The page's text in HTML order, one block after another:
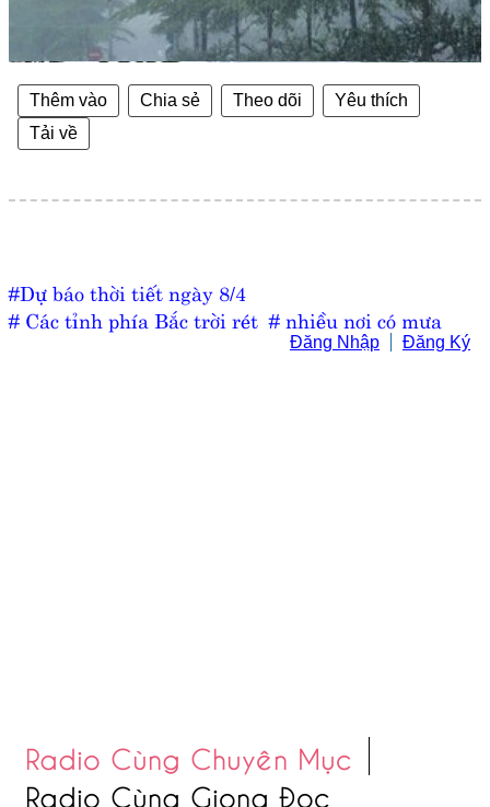
Thêm vào Chia sẻ Theo dõi
Yêu thích
Tải về
#Dự báo thời tiết ngày 8/4
# Các tỉnh phía Bắc trời rét # nhiều nơi có mưa
Đăng Nhập Đăng Ký
Radio Cùng Chuyên Mục
Radio Cùng Giọng Đọc